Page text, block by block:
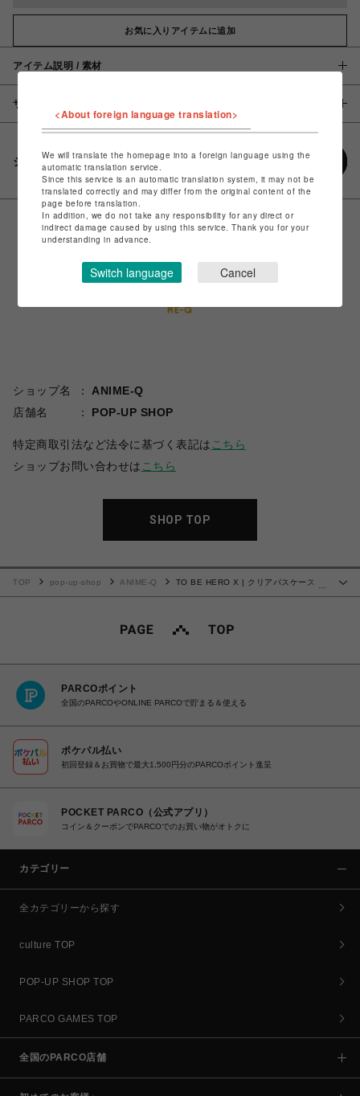
お気に入りアイテムに追加
アイテム説明 / 素材
サイズ
シェアする
ショップ名
ANIME-Q
店舗名
POP-UP SHOP
特定商取引法など法令に基づく表記は こちら
ショップお問い合わせは こちら
SHOP TOP
TOP pop-up-shop ANIME-Q
TO BE HERO X | クリアパスケース |
PARCOポイント
全国のPARCOやONLINE PARCOで貯まる＆使える
ポケパル払い
初回登録＆お買物で最大1,500円分のPARCOポイント進呈
POCKET PARCO（公式アプリ）
コイン＆クーポンでPARCOでのお買い物がオトクに
カテゴリー
全カテゴリーから探す
culture TOP
POP-UP SHOP TOP
PARCO GAMES TOP
全国のPARCO店舗
<About foreign language translation>
We will translate the homepage into a foreign language using the
automatic translation service.
Since this service is an automatic translation system, it may not be
translated correctly and may differ from the original content of the
page before translation.
In addition, we do not take any responsibility for any direct or
indirect damage caused by using this service. Thank you for your
understanding in advance.
Switch language Cancel